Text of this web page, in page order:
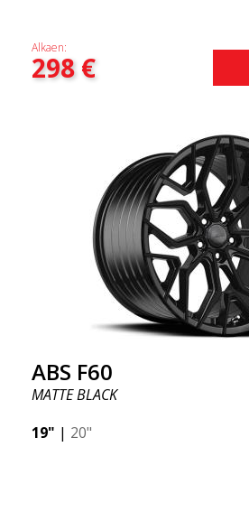
Alkaen:
298€
ABS F60
MATTE BLACK
19" | 20"